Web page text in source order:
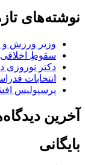
نوشته‌های
وزیر ورزش و
سقوطِ اخلاقی
دکتر نوروزی
انتخابات
پرسپولیس
آخرین
بایگانی